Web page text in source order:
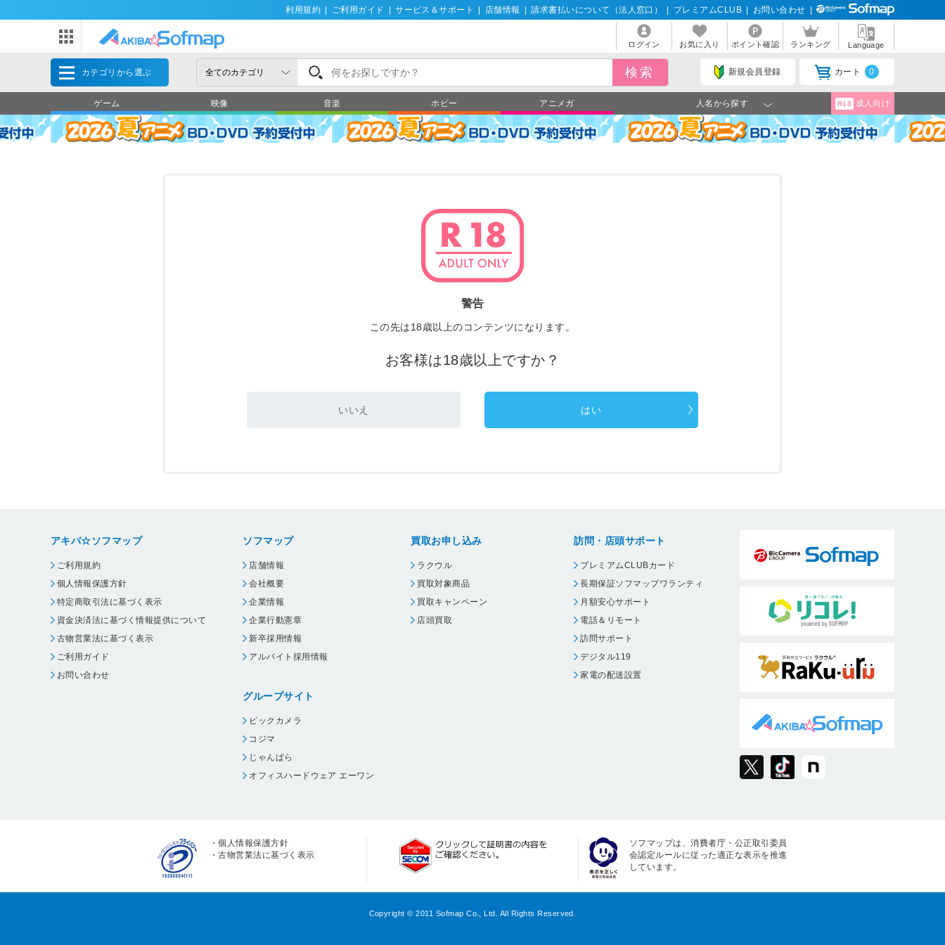
利用規約 ご利用ガイド サービス＆サポート 店舗情報 請求書払いについて（法人窓口） プレミアムCLUB お問い合わせ
ログイン お気に入り ポイント確認 ランキング Language
カテゴリから選ぶ 新規会員登録 カート 0
ゲーム 映像 音楽 ホビー アニメガ 人名から探す R18 成人向け
警告
この先は18歳以上のコンテンツになります。
お客様は18歳以上ですか？
いいえ はい
アキバ☆ソフマップ
ご利用規約
個人情報保護方針
特定商取引法に基づく表示
資金決済法に基づく情報提供について
古物営業法に基づく表示
ご利用ガイド
お問い合わせ
ソフマップ
店舗情報
会社概要
企業情報
企業行動憲章
新卒採用情報
アルバイト採用情報
グループサイト
ビックカメラ
コジマ
じゃんぱら
オフィスハードウェア エーワン
買取お申し込み
ラクウル
買取対象商品
買取キャンペーン
店頭買取
訪問・店頭サポート
プレミアムCLUBカード
長期保証ソフマップワランティ
月額安心サポート
電話＆リモート
訪問サポート
デジタル119
家電の配送設置
・個人情報保護方針
・古物営業法に基づく表示
ソフマップは、消費者庁・公正取引委員
会認定ルールに従った適正な表示を推進
しています。
Copyright © 2011 Sofmap Co., Ltd. All Rights Reserved.